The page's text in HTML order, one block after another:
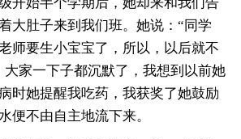
大肚子来到我们班。她说：“同学
师要生小宝宝了，所以，以后就不
家一下子都沉默了，我想到以前她
时她提醒我吃药，我获奖了她鼓励
便不由自主地流下来。